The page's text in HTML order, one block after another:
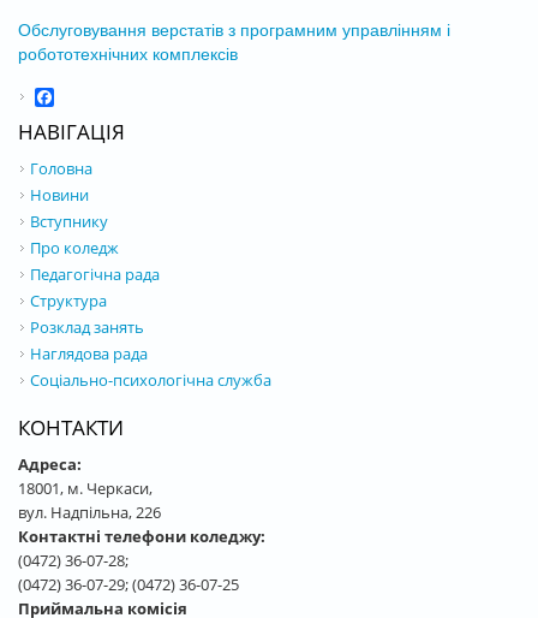
Обслуговування верстатів з програмним управлінням і
робототехнічних комплексів
НАВІГАЦІЯ
Головна
Новини
Вступнику
Про коледж
Педагогічна рада
Структура
Розклад занять
Наглядова рада
Соціально-психологічна служба
КОНТАКТИ
Адреса:
18001, м. Черкаси,
вул. Надпільна, 226
Контактні телефони коледжу:
(0472) 36-07-28;
(0472) 36-07-29; (0472) 36-07-25
Приймальна комісія